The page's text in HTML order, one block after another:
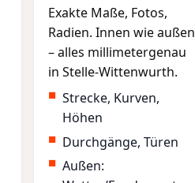
Exakte Maße, Fotos,
Radien. Innen wie außen
– alles millimetergenau
in Stelle-Wittenwurth.
Strecke, Kurven,
Höhen
Durchgänge, Türen
Außen: